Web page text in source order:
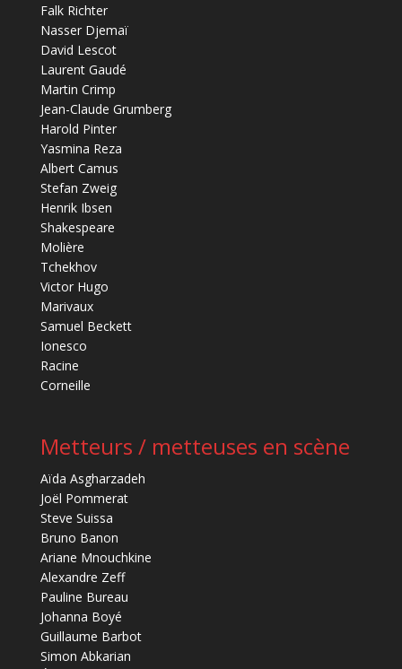
Falk Richter
Nasser Djemaï
David Lescot
Laurent Gaudé
Martin Crimp
Jean-Claude Grumberg
Harold Pinter
Yasmina Reza
Albert Camus
Stefan Zweig
Henrik Ibsen
Shakespeare
Molière
Tchekhov
Victor Hugo
Marivaux
Samuel Beckett
Ionesco
Racine
Corneille
Metteurs / metteuses en scène
Aïda Asgharzadeh
Joël Pommerat
Steve Suissa
Bruno Banon
Ariane Mnouchkine
Alexandre Zeff
Pauline Bureau
Johanna Boyé
Guillaume Barbot
Simon Abkarian